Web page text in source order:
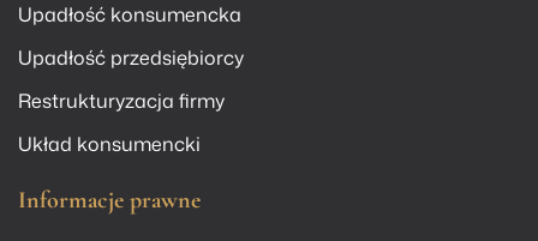
Upadłość konsumencka
Upadłość przedsiębiorcy
Restrukturyzacja firmy
Układ konsumencki
Informacje prawne